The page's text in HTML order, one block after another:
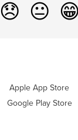
😞 😐 😁
Apple App Store
Google Play Store